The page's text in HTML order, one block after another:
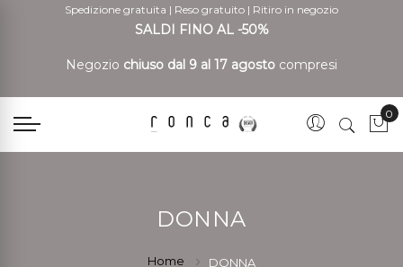
Spedizione gratuita | Reso gratuito | Ritiro in negozio
SALDI FINO AL -50%
Negozio chiuso dal 9 al 17 agosto compresi
0
DONNA
Home DONNA